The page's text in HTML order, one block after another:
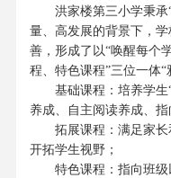
洪家楼第三小学秉承
量、高发展的背景下，
善，形成了以“唤醒每个
程、特色课程”三位一体“
基础课程：培养学生
养成、自主阅读养成、
拓展课程：满足家长
开拓学生视野；
特色课程：指向班